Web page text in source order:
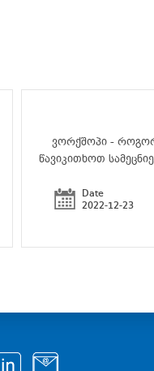
ვორქშოპი -
წავიკითხოთ
Date
2022-12-23